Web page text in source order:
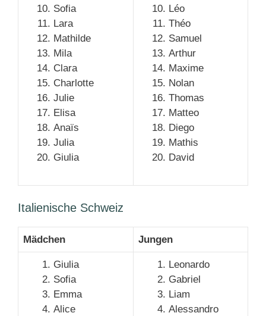
Sofia
Lara
Mathilde
Mila
Clara
Charlotte
Julie
Elisa
Anaïs
Julia
Giulia
Léo
Théo
Samuel
Arthur
Maxime
Nolan
Thomas
Matteo
Diego
Mathis
David
Italienische Schweiz
Mädchen Jungen
Giulia
Sofia
Emma
Alice
Leonardo
Gabriel
Liam
Alessandro